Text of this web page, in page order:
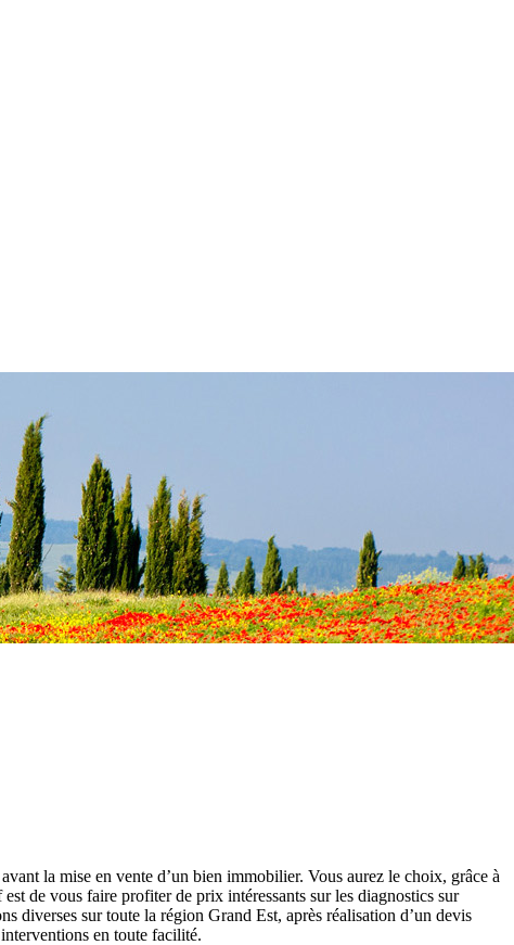
la mise en vente d’un bien immobilier. Vous aurez le choix, grâce à
de vous faire profiter de prix intéressants sur les diagnostics sur
diverses sur toute la région Grand Est, après réalisation d’un devis
en toute facilité.